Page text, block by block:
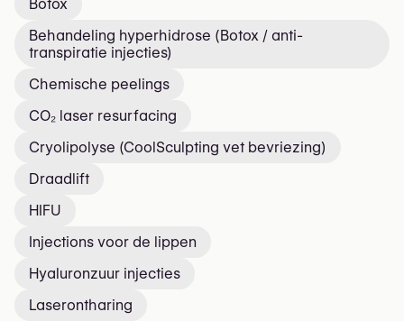
Botox
Behandeling hyperhidrose (Botox / anti-
transpiratie injecties)
Chemische peelings
CO₂ laser resurfacing
Cryolipolyse (CoolSculpting vet bevriezing)
Draadlift
HIFU
Injections voor de lippen
Hyaluronzuur injecties
Laserontharing